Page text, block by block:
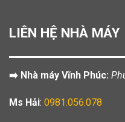
LIÊN HỆ NHÀ MÁY
➡️ Nhà máy Vĩnh Phúc:
Ms Hải: 0981.056.078